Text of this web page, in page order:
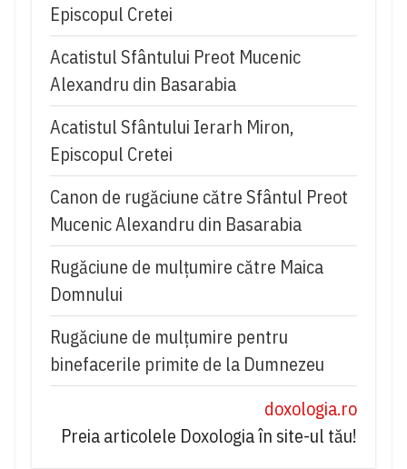
Episcopul Cretei
Acatistul Sfântului Preot Mucenic
Alexandru din Basarabia
Acatistul Sfântului Ierarh Miron,
Episcopul Cretei
Canon de rugăciune către Sfântul Preot
Mucenic Alexandru din Basarabia
Rugăciune de mulţumire către Maica
Domnului
Rugăciune de mulțumire pentru
binefacerile primite de la Dumnezeu
doxologia.ro
Preia articolele Doxologia în site-ul tău!